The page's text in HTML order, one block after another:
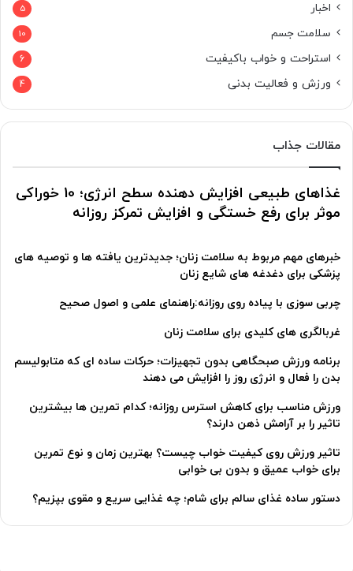
اخبار 5
سلامت جسم 10
استراحت و خواب باکیفیت 6
ورزش و فعالیت بدنی 4
مقالات جذاب
غذاهای طبیعی افزایش دهنده سطح انرژی؛ 10 خوراکی
موثر برای رفع خستگی و افزایش تمرکز روزانه
خبرهای مهم مربوط به سلامت زنان؛ جدیدترین یافته ها و توصیه های
پزشکی برای دغدغه های شایع زنان
چربی سوزی با پیاده روی روزانه:راهنمای علمی و اصول صحیح
غربالگری های کلیدی برای سلامت زنان
برنامه ورزش صبحگاهی بدون تجهیزات؛ حرکات ساده ای که متابولیسم
بدن را فعال و انرژی روز را افزایش می دهند
ورزش مناسب برای کاهش استرس روزانه؛ کدام تمرین ها بیشترین
تاثیر را بر آرامش ذهن دارند؟
تاثیر ورزش روی کیفیت خواب چیست؟ بهترین زمان و نوع تمرین
برای خواب عمیق و بدون بی خوابی
دستور ساده غذای سالم برای شام؛ چه غذایی سریع و مقوی بپزیم؟